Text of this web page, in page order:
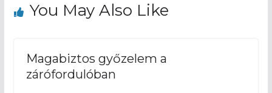
You May Also Like
Magabiztos győzelem a
zárófordulóban